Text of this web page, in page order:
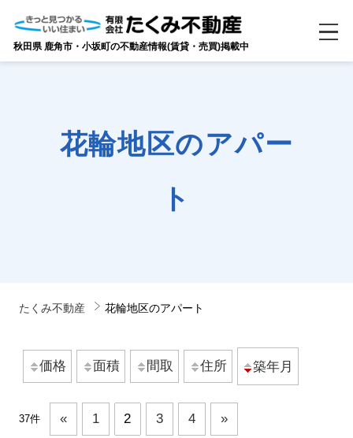
秋田県 鹿角市・小坂町の不動産情報(賃貸・売買)掲載中
花輪地区のアパー
ト
たくみ不動産 花輪地区のアパート
価格 面積 間取 住所 築年月
37件 « 1 2 3 4 »